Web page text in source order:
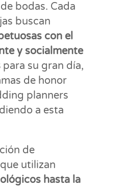
bodas. Cada
buscan
con el
y socialmente
para su gran día,
de honor
planners
a esta
de
utilizan
hasta la